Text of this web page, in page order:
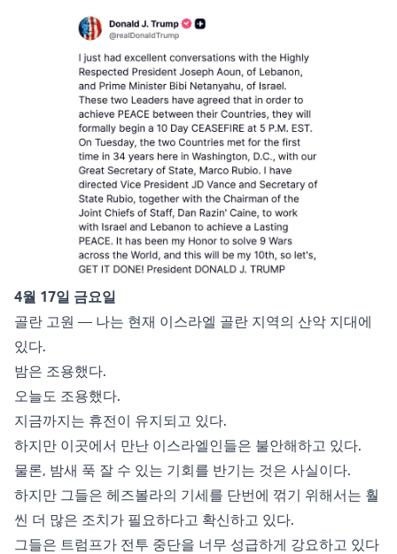
4월 17일 금요일
골란 고원 — 나는 현재 이스라엘 골란 지역의 산악 지대에
있다.
밤은 조용했다.
오늘도 조용했다.
지금까지는 휴전이 유지되고 있다.
하지만 이곳에서 만난 이스라엘인들은 불안해하고 있다.
물론, 밤새 푹 잘 수 있는 기회를 반기는 것은 사실이다.
하지만 그들은 헤즈볼라의 기세를 단번에 꺾기 위해서는 훨
씬 더 많은 조치가 필요하다고 확신하고 있다.
그들은 트럼프가 전투 중단을 너무 성급하게 강요하고 있다